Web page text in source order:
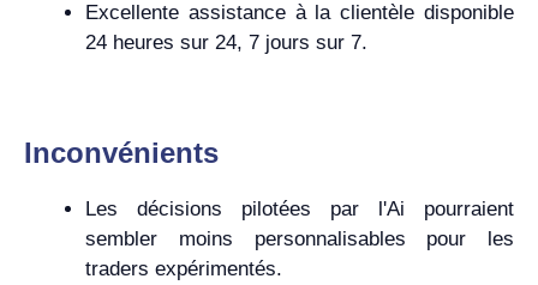
Excellente assistance à la clientèle disponible
24 heures sur 24, 7 jours sur 7.
Inconvénients
Les décisions pilotées par l'Ai pourraient
sembler moins personnalisables pour les
traders expérimentés.